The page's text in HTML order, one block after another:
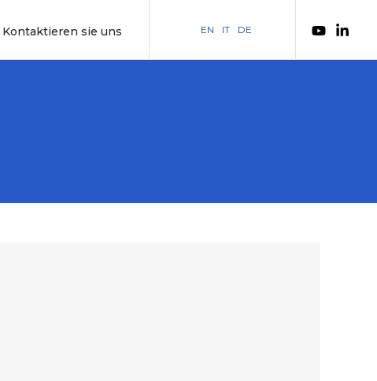
Kontaktieren sie uns EN IT DE